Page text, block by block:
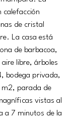
calefacción
de cristal
La casa está
de barbacoa,
libre, árboles
bodega privada,
parada de
vistas al
a 7 minutos de la